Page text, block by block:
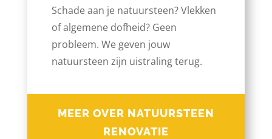
Schade aan je natuursteen? Vlekken
of algemene dofheid? Geen
probleem. We geven jouw
natuursteen zijn uistraling terug.
MEER OVER NATUURSTEEN
RENOVATIE